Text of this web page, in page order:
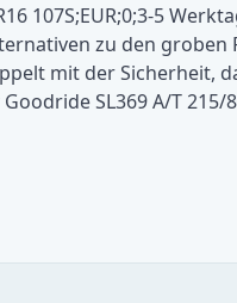
107S;EUR;0;3-5
zu den groben
mit der Sicherheit,
SL369 A/T 215/